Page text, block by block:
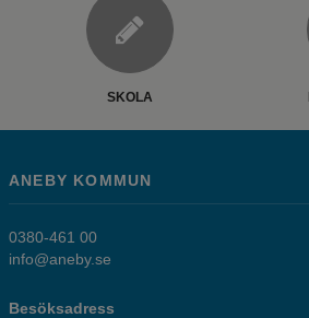
SKOLA
ANEBY KOMMUN
0380-461 00
info@aneby.se
Besöksadress